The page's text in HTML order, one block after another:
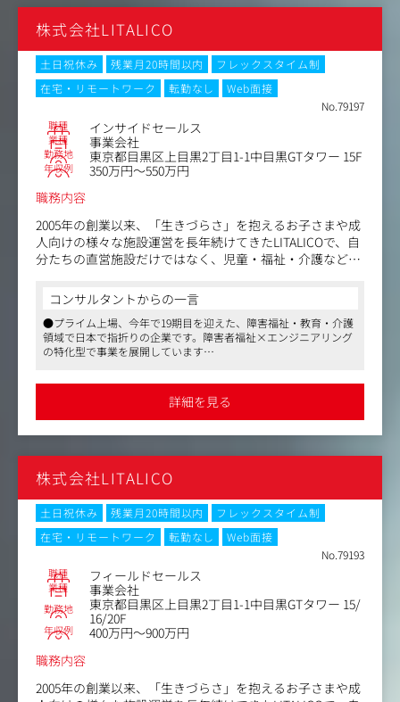
体的に関わり、市場開拓や事業拡大を牽引していただくこ
とを期待しています。
【具体的な業務内容】
・顧客アプローチ・課題ヒアリング
・経営層や事業責任者との対話を通じ、企業の経営課題や
事業課題を把握
・ソリューション提案
み合わせて提案
・AIエージェントプラットフォーム（SaaS） ※2025年10
月新規リリース予定
・AIシステム受託開発（PMと連携して提案）
・内製化・運用支援プログラム（エンジニア育成・業務効
・社内連携・プロジェクト推進
・プロジェクトマネージャー、エンジニアと連携して提案
を具体化
・提案後のフォローアップや見積もり調整
・提案内容をもとに顧客と交渉し、契約締結までを推進
・市場開拓・事業立ち上げ業務
・新規SaaSプロダクトの市場開拓
・営業プロセス・仕組みづくりへの参画
・事業成長のための新たな施策検討・実行
【仕事内容（変更の範囲）】会社の定める業務
株式会社LITALICO
土日祝休み 残業月20時間以内
フレックスタイム制
在宅・リモートワーク
転勤なし
Web面接
No.79197
職種 インサイドセールス
業種 事業会社
勤務地 東京都目黒区上目黒2丁目1-1中目黒GTタワー 15F
年収例
350万円～550万円
職務内容
2005年の創業以来、「生きづらさ」を抱えるお子さまや成
人向けの様々な施設運営を長年続けてきたLITALICOで、自
分たちの直営施設だけではなく、児童・福祉・介護などの
展開していきます。
具体的には：
電話やメールをベースに顧客コミュニケーションを通じた
リードナーチャリングをお任せ致します。
機会最大化のための顧客コミュニケーション
・セールスにてコンタクト終了したリードを再度有効化す
の優先順位付け、コミュニケーションや業務プロセスの改
善
※後々はマーケティングチームと協業したリード獲得につ
なげる企画設計や部門間連携による各種プロジェクトなど
も関わって頂くこともあり
提案するソリューション内容：
・福祉施設の集客・広報に役立つ情報発信サービス(同社メ
ディア等)
・日々の業務支援・開所をサポートする運営支援サービス
・組織全体の運営・経営にかかわるコンサルティング等
コンサルタントからの一言
●プライム上場、今年で19期目を迎えた、障害福祉・教育・介護
領域で日本で指折りの企業です。障害者福祉×エンジニアリング
の特化型で事業を展開しています
コンテンツ制作に携わっていただく予定です。同社には複数のコ
ンテンツがあり、横断してキャリアアップも可能です
●テレワーク自由、副業可能、フルフレックスタイム制、キャリ
アチェンジ制度、産休/育休制度、時短勤務制度など、働き方が柔
詳細を見る
株式会社LITALICO
土日祝休み 残業月20時間以内
フレックスタイム制
在宅・リモートワーク
転勤なし
Web面接
No.79193
職種 フィールドセールス
業種 事業会社
勤務地
東京都目黒区上目黒2丁目1-1中目黒GTタワー 15/
16/20F
年収例
400万円～900万円
職務内容
2005年の創業以来、「生きづらさ」を抱えるお子さまや成